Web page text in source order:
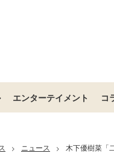
エンターテイメント コ
> ニュース > 木下優樹菜「